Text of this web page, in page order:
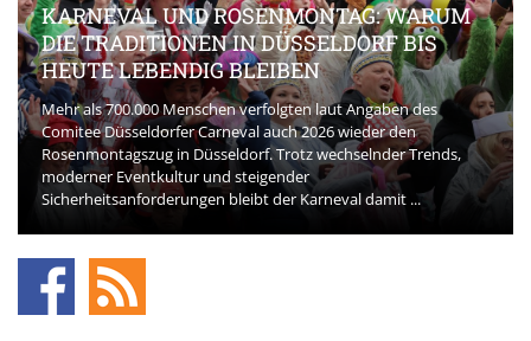
KARNEVAL UND ROSENMONTAG: WARUM
DIE TRADITIONEN IN DÜSSELDORF BIS
HEUTE LEBENDIG BLEIBEN
Mehr als 700.000 Menschen verfolgten laut Angaben des
Comitee Düsseldorfer Carneval auch 2026 wieder den
Rosenmontagszug in Düsseldorf. Trotz wechselnder Trends,
moderner Eventkultur und steigender
Sicherheitsanforderungen bleibt der Karneval damit ...